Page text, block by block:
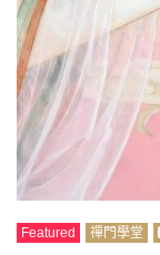
Featured 禪門學堂